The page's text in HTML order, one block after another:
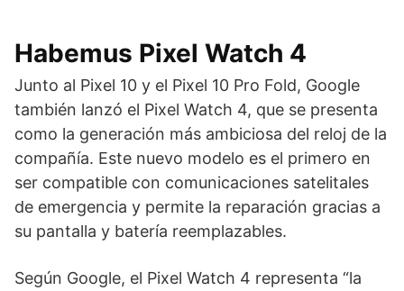
Habemus Pixel Watch 4
Junto al Pixel 10 y el Pixel 10 Pro Fold, Google
también lanzó el Pixel Watch 4, que se presenta
como la generación más ambiciosa del reloj de la
compañía. Este nuevo modelo es el primero en
ser compatible con comunicaciones satelitales
de emergencia y permite la reparación gracias a
su pantalla y batería reemplazables.
Según Google, el Pixel Watch 4 representa “la